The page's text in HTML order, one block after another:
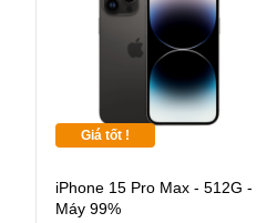
Giá tốt !
iPhone 15 Pro Max - 512G -
Máy 99%